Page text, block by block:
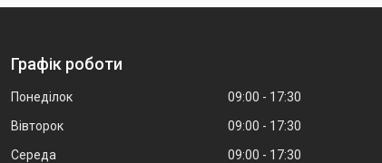
Графік роботи
Понеділок 09:00
17:30
Вівторок
09:00
17:30
Середа
09:00
17:30